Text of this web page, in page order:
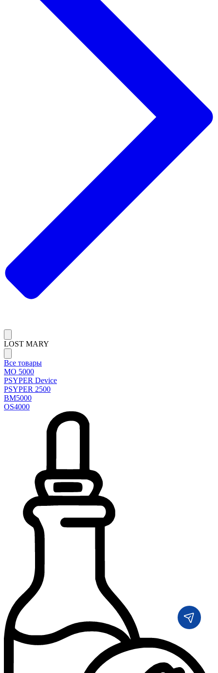
LOST MARY
Все товары
MO 5000
PSYPER Device
PSYPER 2500
BM5000
OS4000